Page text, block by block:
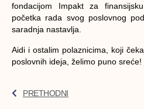
fondacijom Impakt za
početka rada svog poslovnog
saradnja nastavlja.
Aidi i ostalim polaznicima, koji
poslovnih ideja, želimo puno sreće!
PRETHODNI